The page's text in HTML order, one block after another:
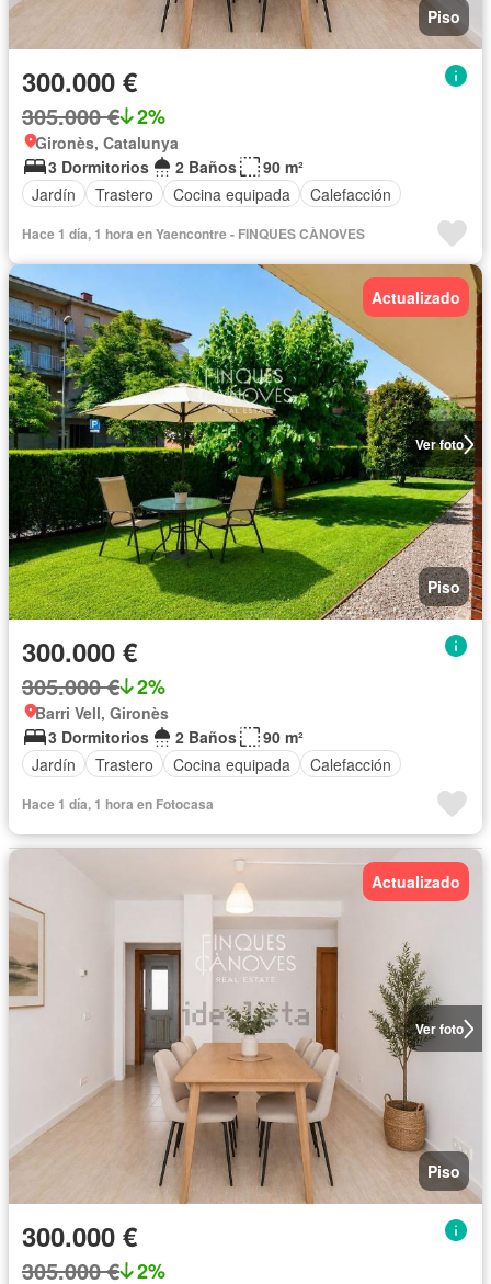
Piso
300.000 €
305.000 € 2%
Gironès, Catalunya
3 Dormitorios
2 Baños
90 m²
Jardín
Trastero Cocina equipada Calefacción
Hace 1 día, 1 hora en Yaencontre - FINQUES CÀNOVES
Ver foto
Actualizado
Piso
300.000 €
305.000 € 2%
Barri Vell, Gironès
3 Dormitorios
2 Baños
90 m²
Jardín
Trastero Cocina equipada Calefacción
Hace 1 día, 1 hora en Fotocasa
Ver foto
Actualizado
Piso
300.000 €
305.000 € 2%